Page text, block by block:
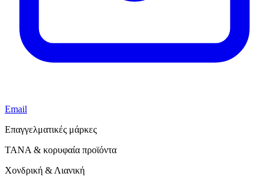
Email
Επαγγελματικές μάρκες
TANA & κορυφαία προϊόντα
Χονδρική & Λιανική